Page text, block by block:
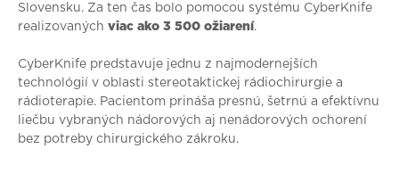
Slovensku. Za ten čas bolo pomocou systému CyberKnife
realizovaných viac ako 3 500 ožiarení.
CyberKnife predstavuje jednu z najmodernejších
technológií v oblasti stereotaktickej rádiochirurgie a
rádioterapie. Pacientom prináša presnú, šetrnú a efektívnu
liečbu vybraných nádorových aj nenádorových ochorení
bez potreby chirurgického zákroku.